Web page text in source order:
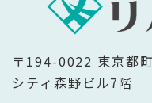
〒194-0022 東京都
シティ森野ビル7階